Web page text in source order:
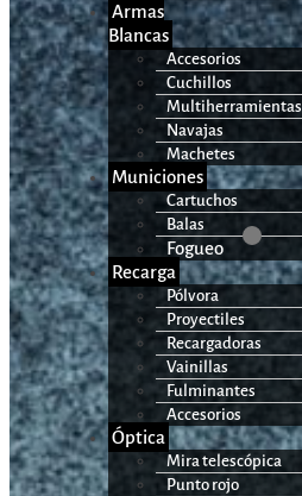
Armas
Blancas
Accesorios
Cuchillos
Multiherramientas
Navajas
Machetes
Municiones
Cartuchos
Balas
Fogueo
Recarga
Pólvora
Proyectiles
Recargadoras
Vainillas
Fulminantes
Accesorios
Óptica
Mira telescópica
Punto rojo